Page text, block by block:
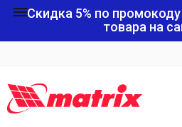
Скидка 5% по промокоду
товара на